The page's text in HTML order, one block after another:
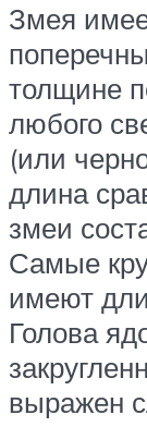
Змея
толщине
любого
(или
длина
змеи
Самые
имеют
Голова
выражен